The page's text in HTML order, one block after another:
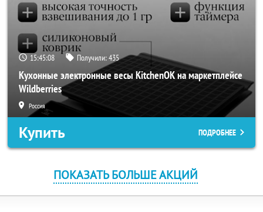
15:45:08 Получили:435
Кухонные электронные весы KitchenOK на маркетплейсе
Wildberries
Россия
Купить ПОДРОБНЕЕ
ПОКАЗАТЬ БОЛЬШЕ АКЦИЙ